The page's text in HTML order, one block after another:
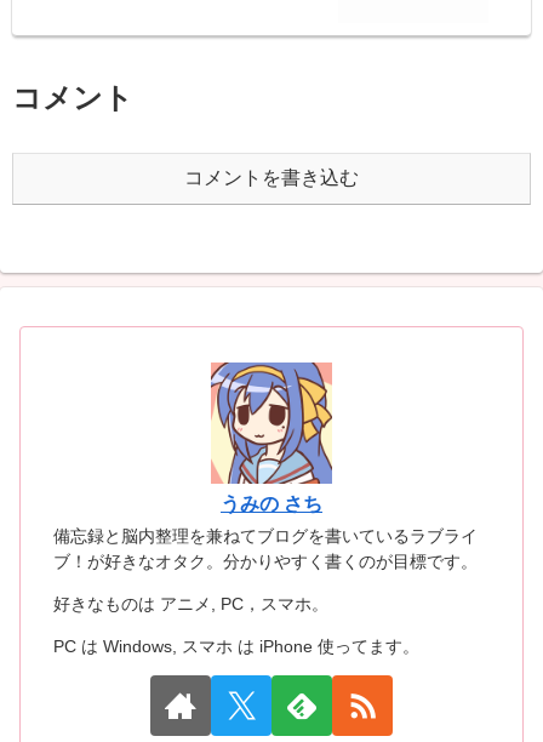
コメント
コメントを書き込む
うみの さち
備忘録と脳内整理を兼ねてブログを書いているラブライ
ブ！が好きなオタク。分かりやすく書くのが目標です。
好きなものは アニメ, PC，スマホ。
PC は Windows, スマホ は iPhone 使ってます。